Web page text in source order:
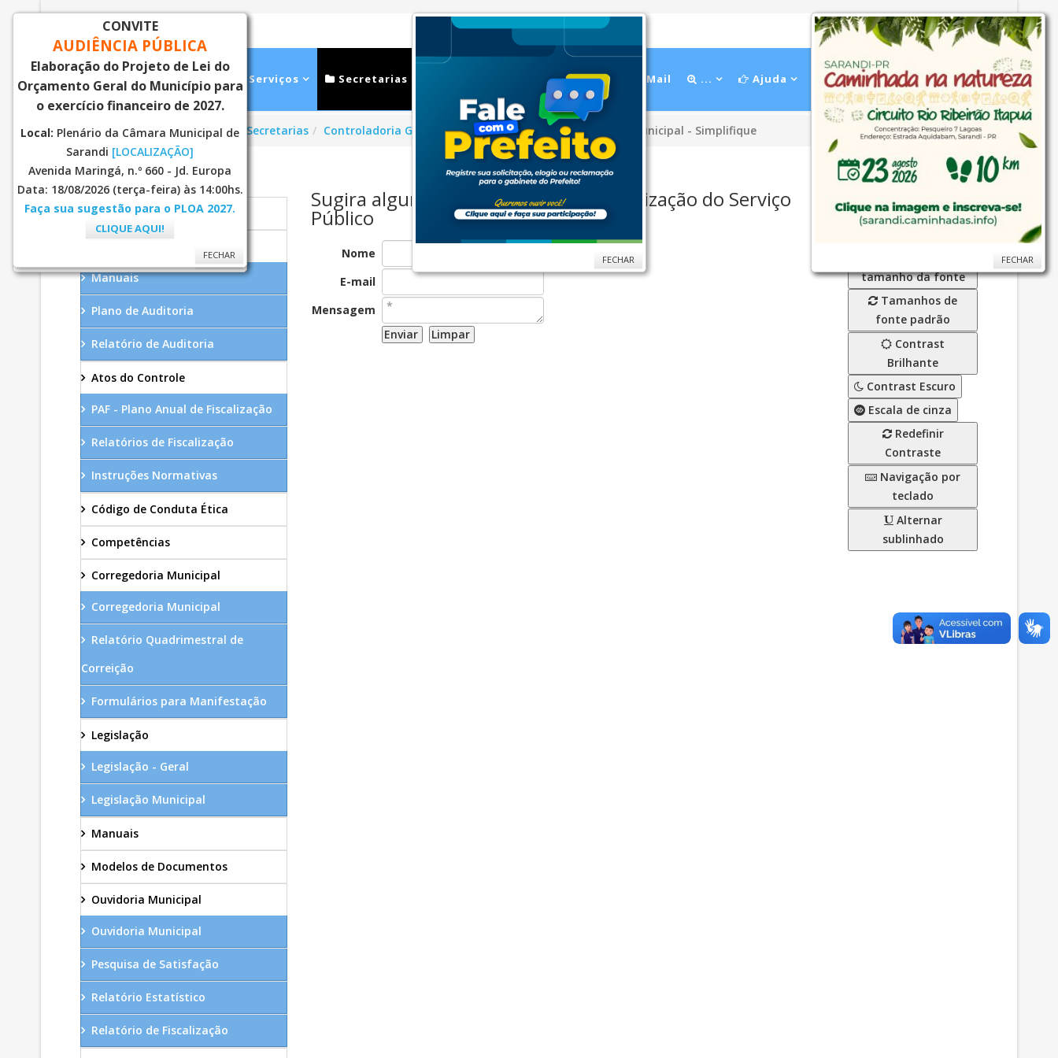
Inicial Notícias Serviços Secretarias Ouvidoria WebMail ... Ajuda
Você está aqui:Página Principal Secretarias Controladoria Geral Ouvidoria Municipal Ouvidoria Municipal - Simplifique
CONTROLADORIA GERAL
Início
Manuais
Plano de Auditoria
Relatório de Auditoria
Atos do Controle
PAF - Plano Anual de Fiscalização
Relatórios de Fiscalização
Instruções Normativas
Código de Conduta Ética
Competências
Corregedoria Municipal
Corregedoria Municipal
Relatório Quadrimestral de
Correição
Formulários para Manifestação
Legislação
Legislação - Geral
Legislação Municipal
Manuais
Modelos de Documentos
Ouvidoria Municipal
Ouvidoria Municipal
Pesquisa de Satisfação
Relatório Estatístico
Relatório de Fiscalização
Sugira alguma IDEIA para Desburocratização do Serviço
Público
Nome
E-mail
Mensagem
Diminuir o
tamanho da fonte
Tamanhos de
fonte padrão
Contrast
Brilhante
Contrast Escuro
Escala de cinza
Redefinir
Contraste
Navigação por
teclado
Alternar
sublinhado
FECHAR
CONVITE
AUDIÊNCIA PÚBLICA
Elaboração do Projeto de Lei do
Orçamento Geral do Município para
o exercício financeiro de 2027.
Local: Plenário da Câmara Municipal de
Sarandi [LOCALIZAÇÃO]
Avenida Maringá, n.º 660 - Jd. Europa
Data: 18/08/2026 (terça-feira) às 14:00hs.
Faça sua sugestão para o PLOA 2027.
CLIQUE AQUI!
FECHAR FECHAR
FECHAR
FECHAR